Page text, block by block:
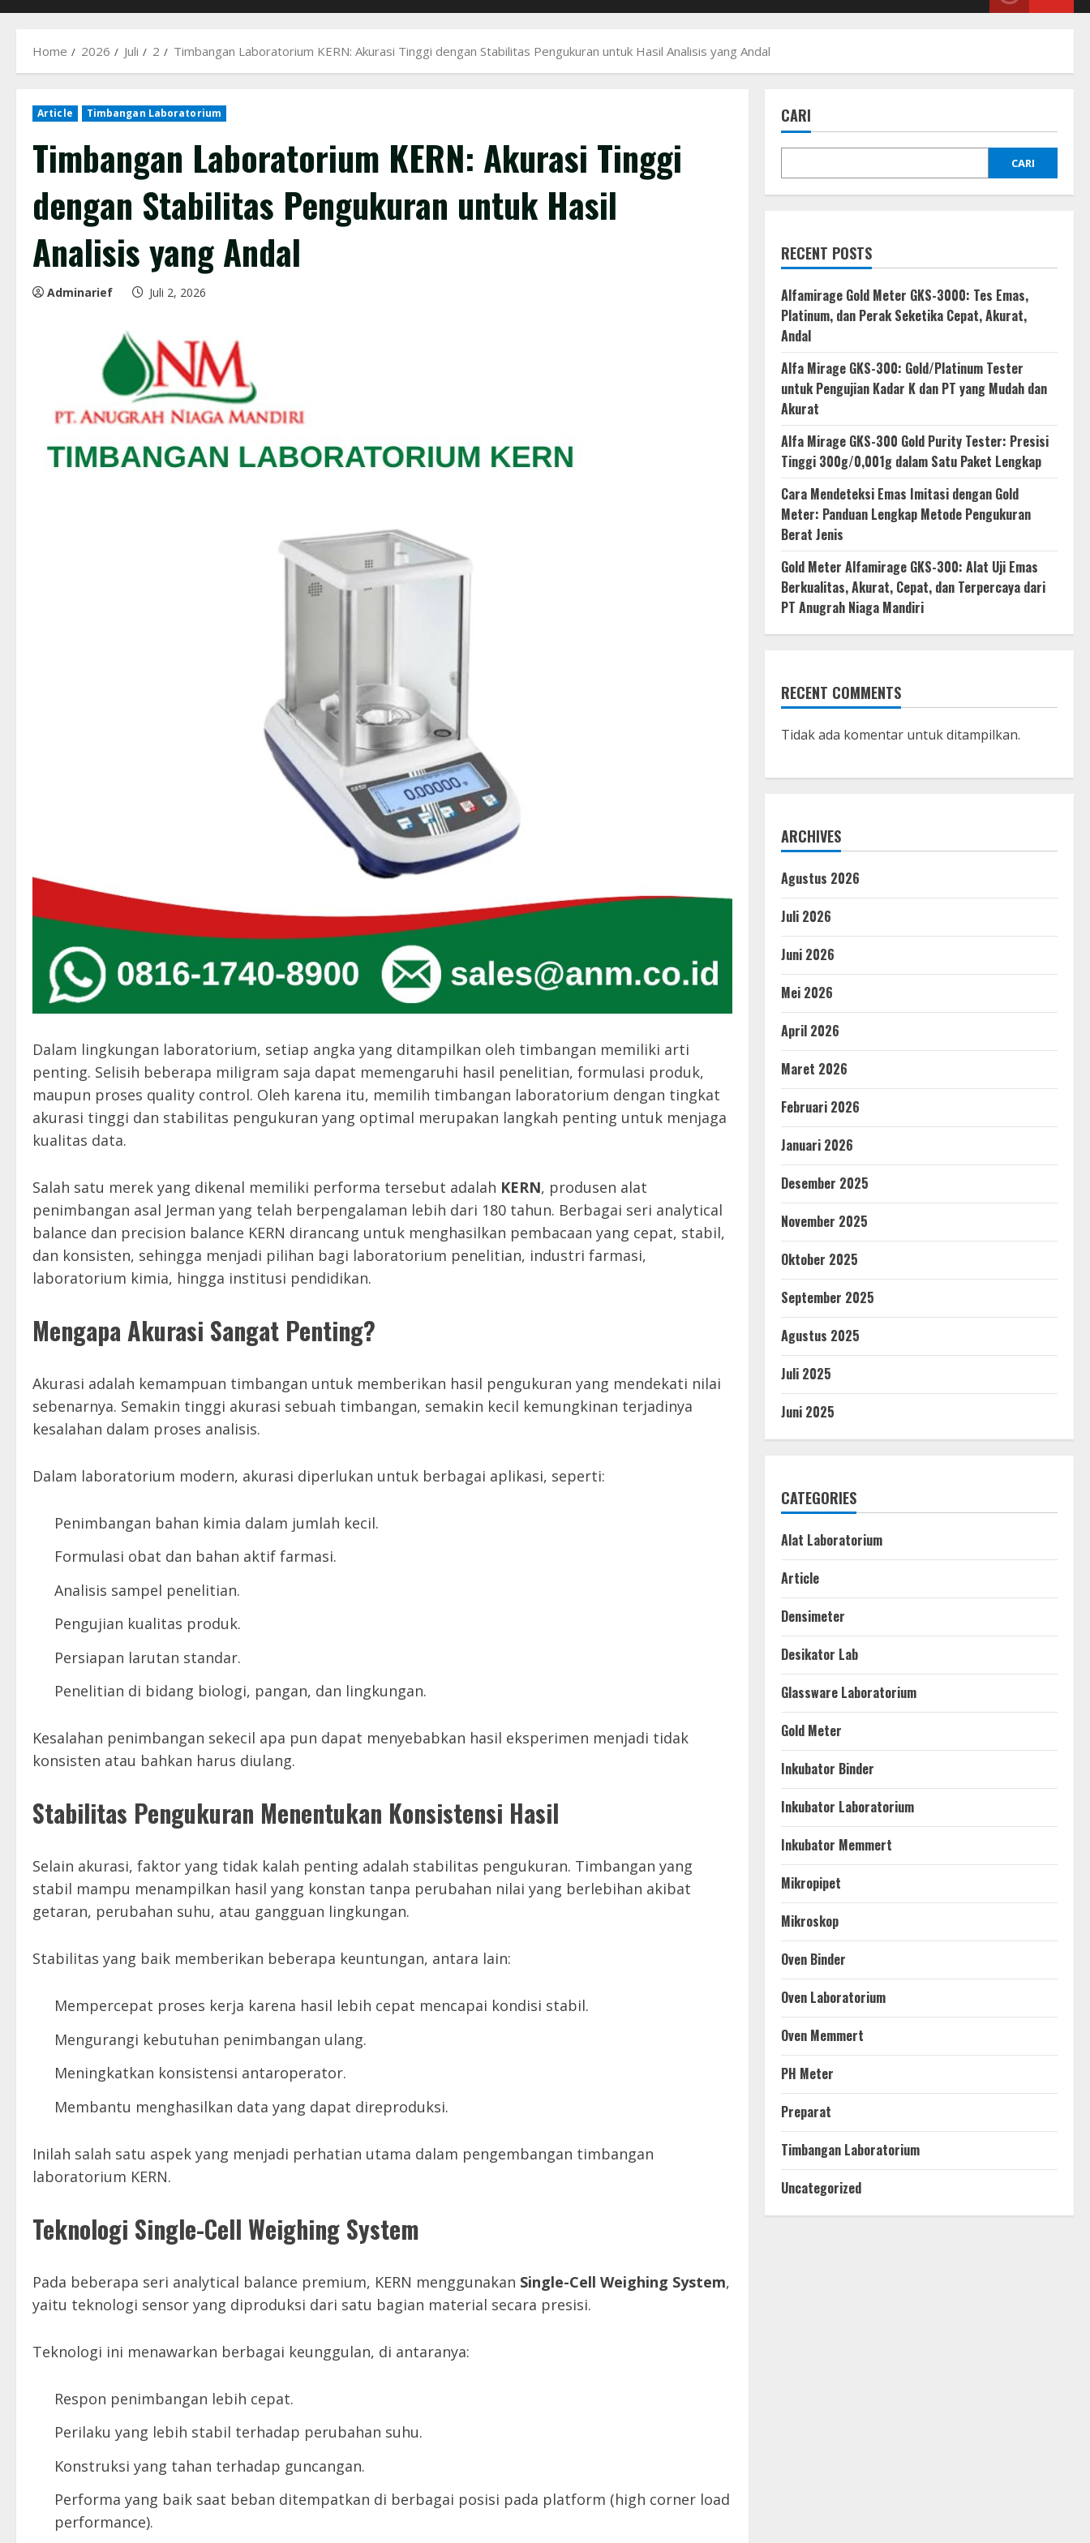
Home 2026 Juli 2 Timbangan Laboratorium KERN: Akurasi Tinggi dengan Stabilitas Pengukuran untuk Hasil Analisis yang Andal
Article Timbangan Laboratorium
Timbangan Laboratorium KERN: Akurasi Tinggi
dengan Stabilitas Pengukuran untuk Hasil
Analisis yang Andal
Adminarief Juli 2, 2026
Dalam lingkungan laboratorium, setiap angka yang ditampilkan oleh timbangan memiliki arti
penting. Selisih beberapa miligram saja dapat memengaruhi hasil penelitian, formulasi produk,
maupun proses quality control. Oleh karena itu, memilih timbangan laboratorium dengan tingkat
akurasi tinggi dan stabilitas pengukuran yang optimal merupakan langkah penting untuk menjaga
kualitas data.
Salah satu merek yang dikenal memiliki performa tersebut adalah KERN, produsen alat
penimbangan asal Jerman yang telah berpengalaman lebih dari 180 tahun. Berbagai seri analytical
balance dan precision balance KERN dirancang untuk menghasilkan pembacaan yang cepat, stabil,
dan konsisten, sehingga menjadi pilihan bagi laboratorium penelitian, industri farmasi,
laboratorium kimia, hingga institusi pendidikan.
Mengapa Akurasi Sangat Penting?
Akurasi adalah kemampuan timbangan untuk memberikan hasil pengukuran yang mendekati nilai
sebenarnya. Semakin tinggi akurasi sebuah timbangan, semakin kecil kemungkinan terjadinya
kesalahan dalam proses analisis.
Dalam laboratorium modern, akurasi diperlukan untuk berbagai aplikasi, seperti:
Penimbangan bahan kimia dalam jumlah kecil.
Formulasi obat dan bahan aktif farmasi.
Analisis sampel penelitian.
Pengujian kualitas produk.
Persiapan larutan standar.
Penelitian di bidang biologi, pangan, dan lingkungan.
Kesalahan penimbangan sekecil apa pun dapat menyebabkan hasil eksperimen menjadi tidak
konsisten atau bahkan harus diulang.
Stabilitas Pengukuran Menentukan Konsistensi Hasil
Selain akurasi, faktor yang tidak kalah penting adalah stabilitas pengukuran. Timbangan yang
stabil mampu menampilkan hasil yang konstan tanpa perubahan nilai yang berlebihan akibat
getaran, perubahan suhu, atau gangguan lingkungan.
Stabilitas yang baik memberikan beberapa keuntungan, antara lain:
Mempercepat proses kerja karena hasil lebih cepat mencapai kondisi stabil.
Mengurangi kebutuhan penimbangan ulang.
Meningkatkan konsistensi antaroperator.
Membantu menghasilkan data yang dapat direproduksi.
Inilah salah satu aspek yang menjadi perhatian utama dalam pengembangan timbangan
laboratorium KERN.
Teknologi Single-Cell Weighing System
Pada beberapa seri analytical balance premium, KERN menggunakan Single-Cell Weighing System,
yaitu teknologi sensor yang diproduksi dari satu bagian material secara presisi.
Teknologi ini menawarkan berbagai keunggulan, di antaranya:
Respon penimbangan lebih cepat.
Perilaku yang lebih stabil terhadap perubahan suhu.
Konstruksi yang tahan terhadap guncangan.
Performa yang baik saat beban ditempatkan di berbagai posisi pada platform (high corner load
performance).
CARI
CARI
RECENT POSTS
Alfamirage Gold Meter GKS-3000: Tes Emas,
Platinum, dan Perak Seketika Cepat, Akurat,
Andal
Alfa Mirage GKS-300: Gold/Platinum Tester
untuk Pengujian Kadar K dan PT yang Mudah dan
Akurat
Alfa Mirage GKS-300 Gold Purity Tester: Presisi
Tinggi 300g/0,001g dalam Satu Paket Lengkap
Cara Mendeteksi Emas Imitasi dengan Gold
Meter: Panduan Lengkap Metode Pengukuran
Berat Jenis
Gold Meter Alfamirage GKS-300: Alat Uji Emas
Berkualitas, Akurat, Cepat, dan Terpercaya dari
PT Anugrah Niaga Mandiri
RECENT COMMENTS
Tidak ada komentar untuk ditampilkan.
ARCHIVES
Agustus 2026
Juli 2026
Juni 2026
Mei 2026
April 2026
Maret 2026
Februari 2026
Januari 2026
Desember 2025
November 2025
Oktober 2025
September 2025
Agustus 2025
Juli 2025
Juni 2025
CATEGORIES
Alat Laboratorium
Article
Densimeter
Desikator Lab
Glassware Laboratorium
Gold Meter
Inkubator Binder
Inkubator Laboratorium
Inkubator Memmert
Mikropipet
Mikroskop
Oven Binder
Oven Laboratorium
Oven Memmert
PH Meter
Preparat
Timbangan Laboratorium
Uncategorized